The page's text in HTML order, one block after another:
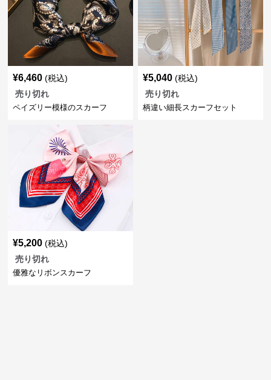
¥6,460 (税込)
売り切れ
ペイズリー模様のスカーフ
¥5,040 (税込)
売り切れ
柄違い細長スカーフセット
¥5,200 (税込)
売り切れ
優雅なリボンスカーフ